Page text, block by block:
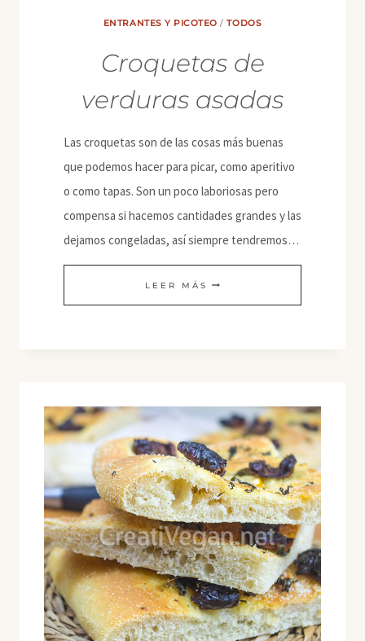
ENTRANTES Y PICOTEO /TODOS
Croquetas de
verduras asadas
Las croquetas son de las cosas más buenas
que podemos hacer para picar, como aperitivo
o como tapas. Son un poco laboriosas pero
compensa si hacemos cantidades grandes y las
dejamos congeladas, así siempre tendremos…
LEER MÁS CROQUETAS
DE